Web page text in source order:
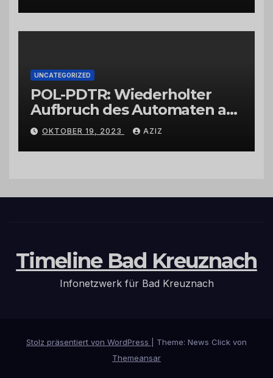
UNCATEGORIZED
POL-PDTR: Wiederholter
Aufbruch des Automaten am
Wohnmobilstellplatz in
Hermeskeil am Labachweg
OKTOBER 19, 2023 AZIZ
Timeline Bad Kreuznach
Infonetzwerk für Bad Kreuznach
Stolz präsentiert von WordPress
Theme: News Click von
Themeansar